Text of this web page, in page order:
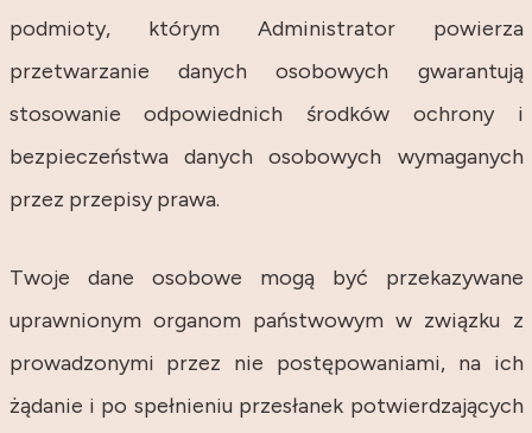
podmioty, którym Administrator powierza
przetwarzanie danych osobowych gwarantują
stosowanie odpowiednich środków ochrony i
bezpieczeństwa danych osobowych wymaganych
przez przepisy prawa.
Twoje dane osobowe mogą być przekazywane
uprawnionym organom państwowym w związku z
prowadzonymi przez nie postępowaniami, na ich
żądanie i po spełnieniu przesłanek potwierdzających